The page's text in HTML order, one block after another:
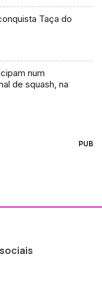
Taça do
num
de squash, na
PUB
ao